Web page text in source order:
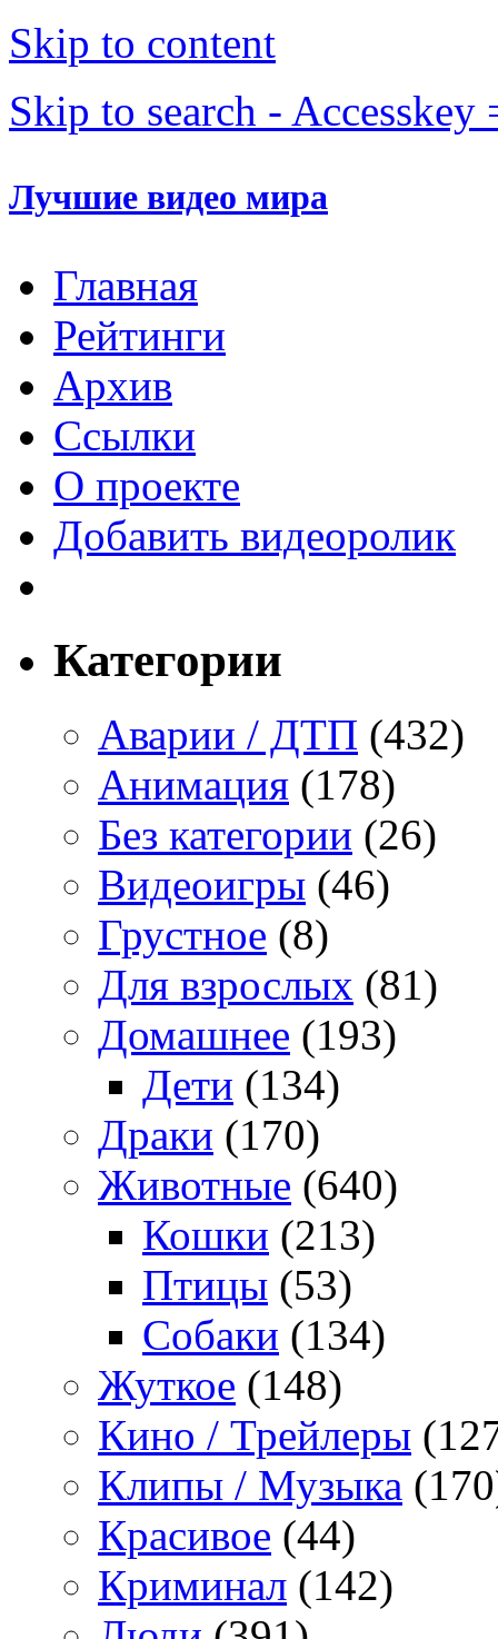
Skip to content
Skip to search - Accesskey
Лучшие видео мира
Главная
Рейтинги
Архив
Ссылки
О проекте
Добавить видеоролик
Категории
Аварии / ДТП (432)
Анимация (178)
Без категории (26)
Видеоигры (46)
Грустное (8)
Для взрослых (81)
Домашнее (193)
Дети (134)
Драки (170)
Животные (640)
Кошки (213)
Птицы (53)
Собаки (134)
Жуткое (148)
Кино / Трейлеры
Клипы / Музыка
Красивое (44)
Криминал (142)